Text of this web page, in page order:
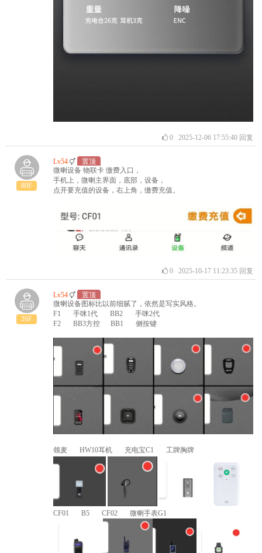
02025-12-06 17:55:40 回复
80F
Lv54
置顶
微喇设备 物联卡 缴费入口，
手机上，微喇主界面，底部，设备，
点开要充值的设备，右上角，缴费充值。
02025-10-17 11:23:35 回复
26F
Lv54
置顶
微喇设备图标比以前细腻了，依然是写实风格。
F1 手咪1代 BB2 手咪2代
F2 BB3方控 BB1 侧按键
领麦 HW10耳机 充电宝C1 工牌胸牌
CF01 B5 CF02 微喇手表G1